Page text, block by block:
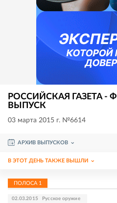
РОССИЙСКАЯ ГАЗЕТА -
ВЫПУСК
03 марта 2015 г. №6614
АРХИВ ВЫПУСКОВ
В ЭТОТ ДЕНЬ ТАКЖЕ ВЫШЛИ
ПОЛОСА 1
02.03.2015 Русское оружие